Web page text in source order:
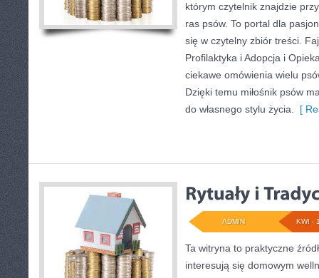
którym czytelnik znajdzie
ras psów. To portal dla
się w czytelny zbiór treści.
Profilaktyka i Adopcja i
ciekawe omówienia wielu
Dzięki temu miłośnik psów
do własnego stylu życia.
[
KWI -
ADMIN
Ta witryna to praktyczne
interesują się domowym